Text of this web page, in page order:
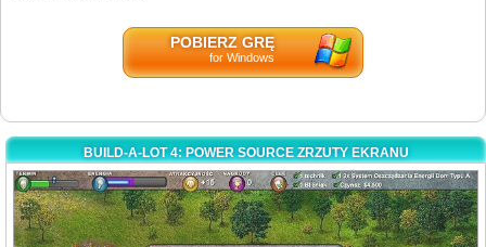
POBIERZ GRĘ
for Windows
BUILD-A-LOT 4: POWER SOURCE ZRZUTY EKRANU